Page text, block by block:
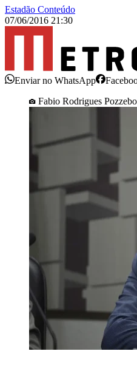
Estadão Conteúdo
07/06/2016 21:30
Enviar no WhatsApp
Fabio Rodrigues